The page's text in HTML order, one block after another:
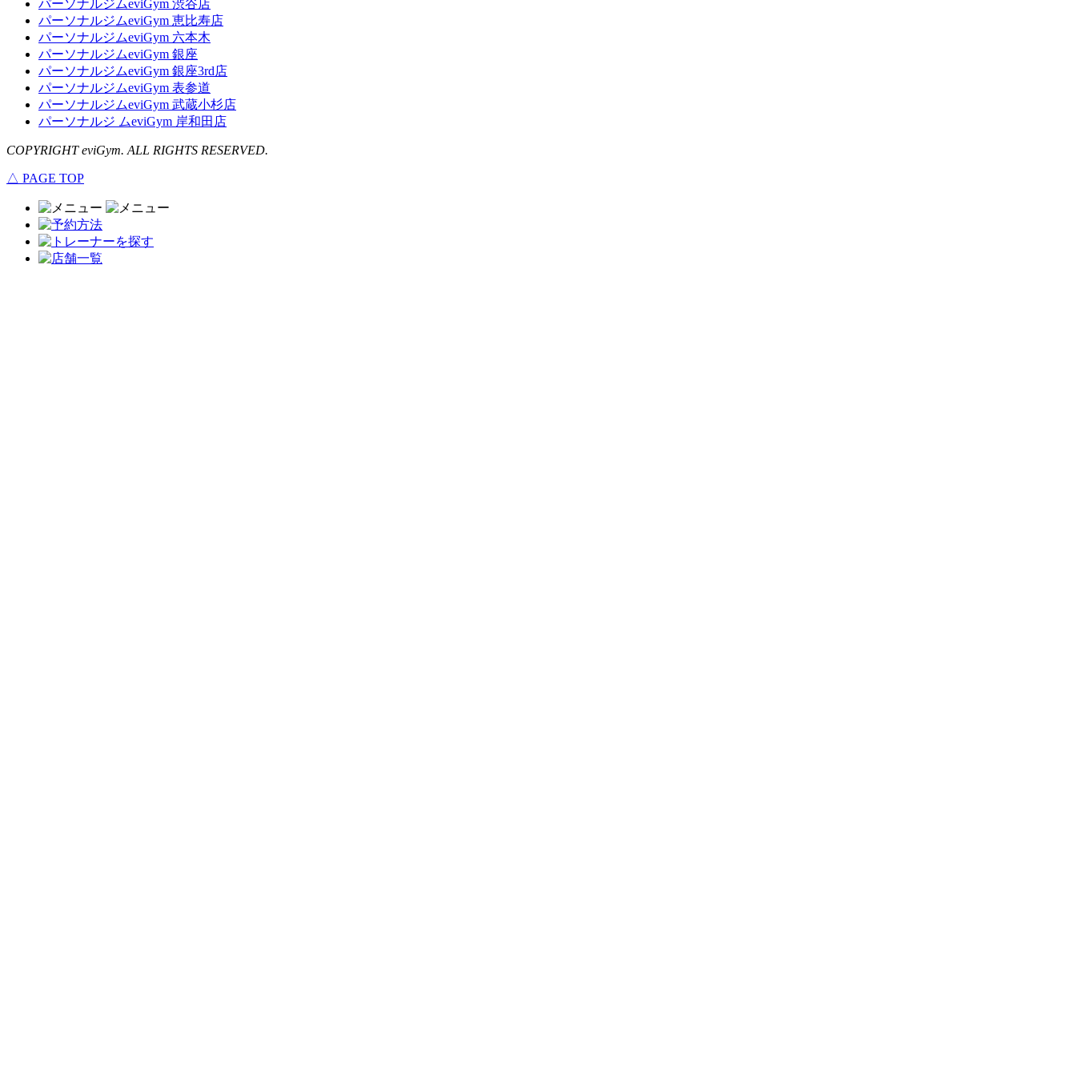
パーソナルジムeviGym 渋谷店
パーソナルジムeviGym 恵比寿店
パーソナルジムeviGym 六本木
パーソナルジムeviGym 銀座
パーソナルジムeviGym 銀座3rd店
パーソナルジムeviGym 表参道
パーソナルジムeviGym 武蔵小杉店
パーソナルジ ムeviGym 岸和田店
COPYRIGHT eviGym. ALL RIGHTS RESERVED.
△ PAGE TOP